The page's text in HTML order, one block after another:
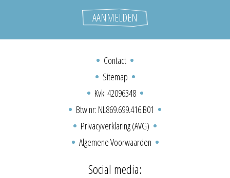
Contact
Sitemap
Kvk: 42096348
Btw nr: NL869.699.416.B01
Privacyverklaring (AVG)
Algemene Voorwaarden
Social media: